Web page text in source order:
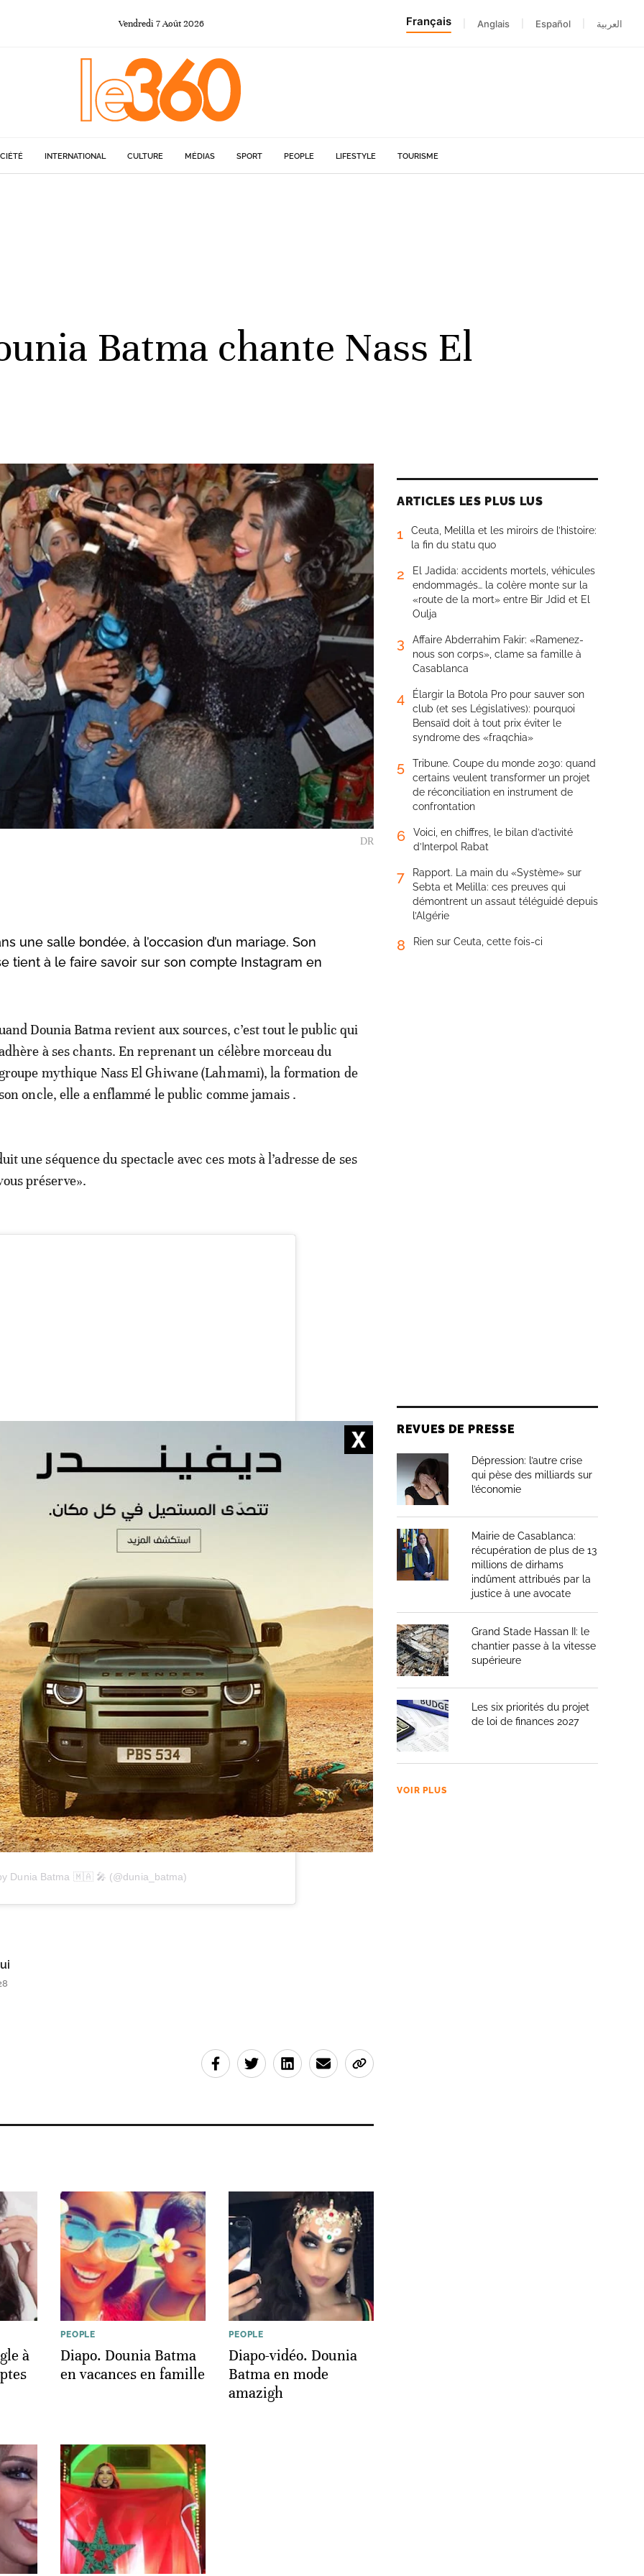
Vendredi 7Août 2026 Français Anglais Español العربية
INTERNATIONAL CULTURE MÉDIAS SPORT PEOPLE LIFESTYLE TOURISME
Batma chante Nass El
DR
une salle bondée, à l’occasion d’un mariage. Son
tient à le faire savoir sur son compte Instagram en
Dounia Batma revient aux sources, c’est tout le public qui
à ses chants. En reprenant un célèbre morceau du
mythique Nass El Ghiwane (Lahmami), la formation de
oncle, elle a enflammé le public comme jamais .
une séquence du spectacle avec ces mots à l’adresse de ses
préserve».
Dunia Batma 🇲🇦 🎤 (@dunia_batma)
à
PEOPLE
Diapo. Dounia Batma
en vacances en famille
PEOPLE
Diapo-vidéo. Dounia
Batma en mode
amazigh
ARTICLES LES PLUS LUS
1
Ceuta, Melilla et les miroirs de l’histoire:
la fin du statu quo
2
El Jadida: accidents mortels, véhicules
endommagés… la colère monte sur la
«route de la mort» entre Bir Jdid et El
Oulja
3
Affaire Abderrahim Fakir: «Ramenez-
nous son corps», clame sa famille à
Casablanca
4
Élargir la Botola Pro pour sauver son
club (et ses Législatives): pourquoi
Bensaïd doit à tout prix éviter le
syndrome des «fraqchia»
5
Tribune. Coupe du monde 2030: quand
certains veulent transformer un projet
de réconciliation en instrument de
confrontation
6
Voici, en chiffres, le bilan d’activité
d’Interpol Rabat
7
Rapport. La main du «Système» sur
Sebta et Melilla: ces preuves qui
démontrent un assaut téléguidé depuis
l’Algérie
8 Rien sur Ceuta, cette fois-ci
REVUES DE PRESSE
Dépression: l’autre crise
qui pèse des milliards sur
l’économie
Mairie de Casablanca:
récupération de plus de 13
millions de dirhams
indûment attribués par la
justice à une avocate
Grand Stade Hassan II: le
chantier passe à la vitesse
supérieure
Les six priorités du projet
de loi de finances 2027
VOIR PLUS